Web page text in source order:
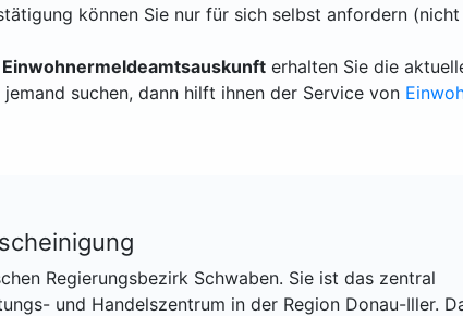
können Sie nur für sich selbst anfordern
Einwohnermeldeamtsauskunft erhalten Sie die
jemand suchen, dann hilft ihnen der Service von
Regierungsbezirk Schwaben. Sie ist das zentral
und Handelszentrum in der Region Donau-Iller.